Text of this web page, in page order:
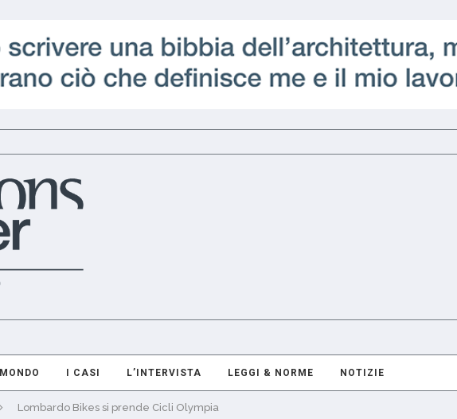
I CASI L’INTERVISTA LEGGI & NORME NOTIZIE
Lombardo Bikes si prende Cicli Olympia